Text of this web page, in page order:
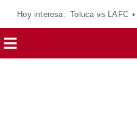
Hoy interesa: Toluca vs LAFC